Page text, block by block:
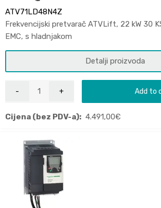
ATV71LD48N4Z
Frekvencijski pretvarač ATVLift, 22 kW 30
EMC, s hladnjakom
Detalji proizvoda
Add to
Cijena (bez PDV-a): 4.491,00€